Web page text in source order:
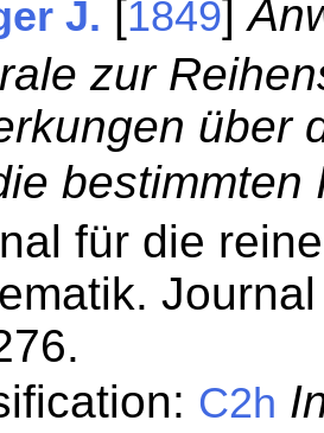
J. [1849]
zur
über
bestimmten
für die
C2h